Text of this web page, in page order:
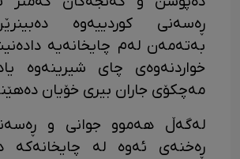
ڕەسەنی کوردییەوە
بەتەمەن لەم چایخانەیە
خواردنەوەی چای شیرینەوە
مەچکۆی جاران بیری خۆیان
لەگەڵ هەموو جوانی و
ڕەخنەی ئەوە لە چایخانەکە